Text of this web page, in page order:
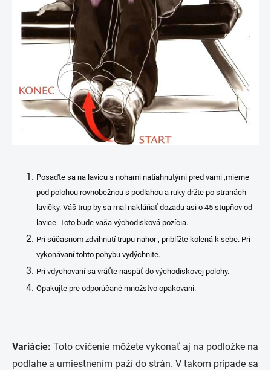
Posaďte sa na lavicu s nohami natiahnutými pred vami ,mierne
pod polohou rovnobežnou s podlahou a ruky držte po stranách
lavičky. Váš trup by sa mal nakláňať dozadu asi o 45 stupňov od
lavice. Toto bude vaša východisková pozícia.
Pri súčasnom zdvihnutí trupu nahor , priblížte kolená k sebe. Pri
vykonávaní tohto pohybu vydýchnite.
Pri vdychovaní sa vráťte naspäť do východiskovej polohy.
Opakujte pre odporúčané množstvo opakovaní.
Variácie: Toto cvičenie môžete vykonať aj na podložke na
podlahe a umiestnením paží do strán. V takom prípade sa